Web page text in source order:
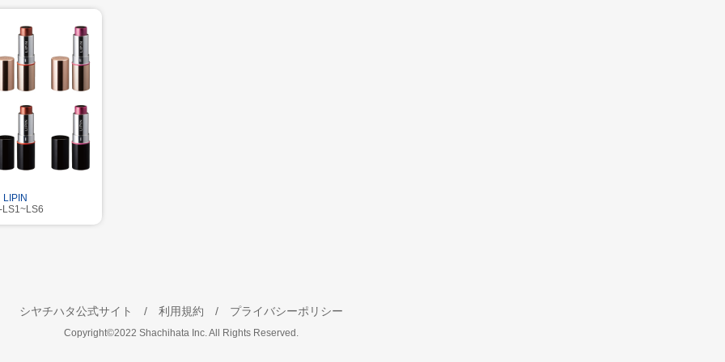
LIPIN
LS1~LS6
シヤチハタ公式サイト 利用規約 プライバシーポリシー
Copyright©2022 Shachihata Inc. All Rights Reserved.